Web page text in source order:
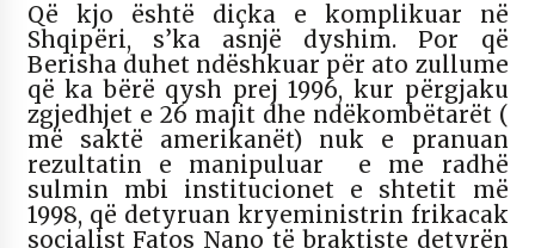
Që kjo është diçka e komplikuar në
Shqipëri, s’ka asnjë dyshim. Por që
Berisha duhet ndëshkuar për ato zullume
që ka bërë qysh prej 1996, kur përgjaku
zgjedhjet e 26 majit dhe ndëkombëtarët (
më saktë amerikanët) nuk e pranuan
rezultatin e manipuluar e me radhë
sulmin mbi institucionet e shtetit më
1998, që detyruan kryeministrin frikacak
socialist Fatos Nano të braktiste detyrën